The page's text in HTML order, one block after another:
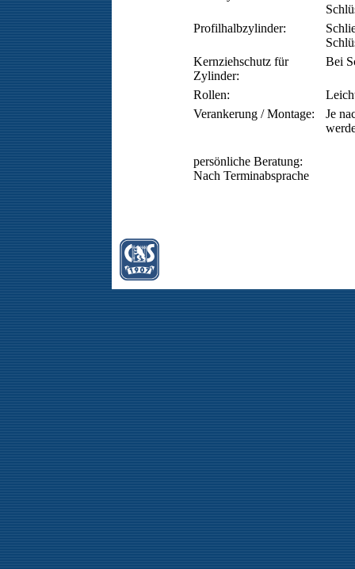
Profilhalbzylinder:
Kernziehschutz für
Zylinder:
Bei
Rollen:
Verankerung / Montage:
Je
persönliche Beratung:
Nach Terminabsprache